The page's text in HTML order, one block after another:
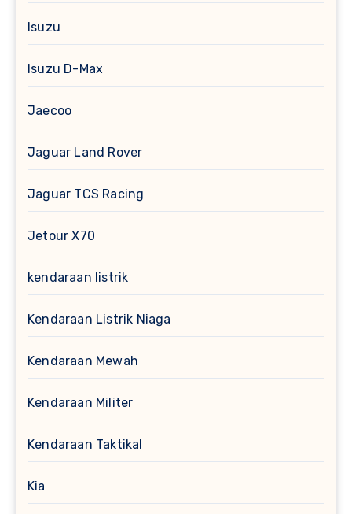
Isuzu
Isuzu D-Max
Jaecoo
Jaguar Land Rover
Jaguar TCS Racing
Jetour X70
kendaraan listrik
Kendaraan Listrik Niaga
Kendaraan Mewah
Kendaraan Militer
Kendaraan Taktikal
Kia